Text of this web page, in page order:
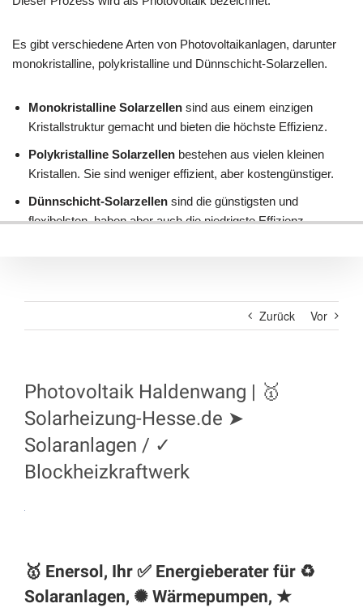
Zurück Vor
Photovoltaik Haldenwang | 🥇
Solarheizung-Hesse.de ➤
Solaranlagen / ✓
Blockheizkraftwerk
🥇 Enersol, Ihr ✅ Energieberater für ♻
Solaranlagen, ✺ Wärmepumpen, ★